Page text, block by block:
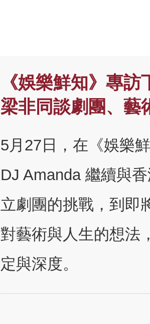
《娛樂鮮知》專訪
梁非同談劇團、藝
5月27日，在《娛樂
DJ Amanda 繼續與
立劇團的挑戰，到即
對藝術與人生的想法
定與深度。